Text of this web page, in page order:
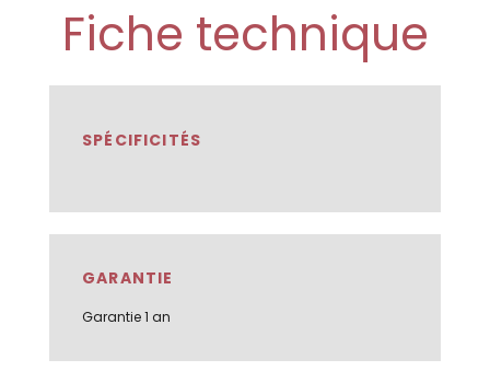
Fiche technique
SPÉCIFICITÉS
GARANTIE
Garantie 1 an